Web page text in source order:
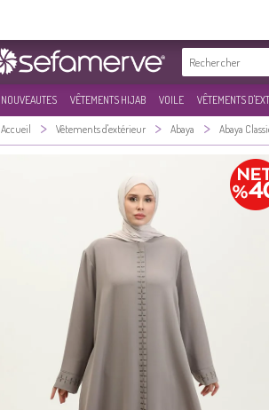
NOUVEAUTES VÊTEMENTS HIJAB VOILE VÊTEMENTS
Accueil > Vêtements d'extérieur > Abaya > Abaya